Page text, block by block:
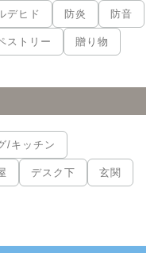
デヒド 防炎 防音
ストリー 贈り物
/キッチン
デスク下 玄関